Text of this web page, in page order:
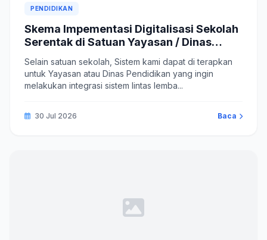
PENDIDIKAN
Skema Impementasi Digitalisasi Sekolah
Serentak di Satuan Yayasan / Dinas
Selain satuan sekolah, Sistem kami dapat di terapkan
untuk Yayasan atau Dinas Pendidikan yang ingin
melakukan integrasi sistem lintas lemba...
30 Jul 2026 Baca